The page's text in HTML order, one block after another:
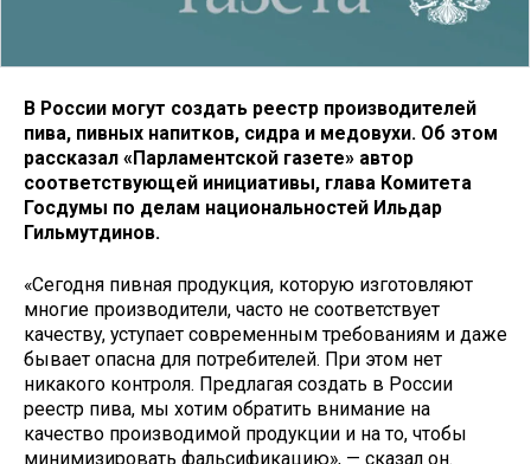
В России могут создать реестр производителей
пива, пивных напитков, сидра и медовухи. Об этом
рассказал «Парламентской газете» автор
соответствующей инициативы, глава Комитета
Госдумы по делам национальностей Ильдар
Гильмутдинов.
«Сегодня пивная продукция, которую изготовляют
многие производители, часто не соответствует
качеству, уступает современным требованиям и даже
бывает опасна для потребителей. При этом нет
никакого контроля. Предлагая создать в России
реестр пива, мы хотим обратить внимание на
качество производимой продукции и на то, чтобы
минимизировать фальсификацию», — сказал он.